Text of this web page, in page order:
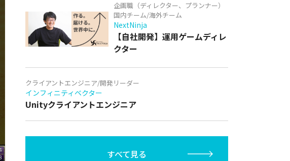
企画職（ディレクター、プランナー）
国内チーム/海外チーム
NextNinja
【自社開発】運用ゲームディレ
クター
クライアントエンジニア/開発リーダー
インフィニティベクター
Unityクライアントエンジニア
すべて見る